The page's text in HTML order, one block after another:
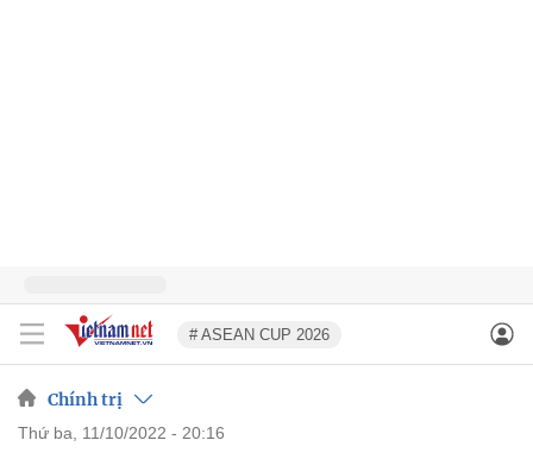
# ASEAN CUP 2026
Chính trị
thứ ba, 11/10/2022 - 20:16